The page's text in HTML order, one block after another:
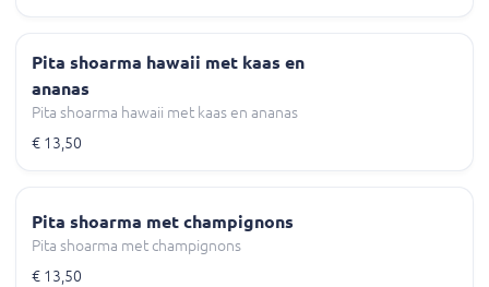
Pita shoarma hawaii met kaas en
ananas
Pita shoarma hawaii met kaas en ananas
€ 13,50
Pita shoarma met champignons
Pita shoarma met champignons
€ 13,50